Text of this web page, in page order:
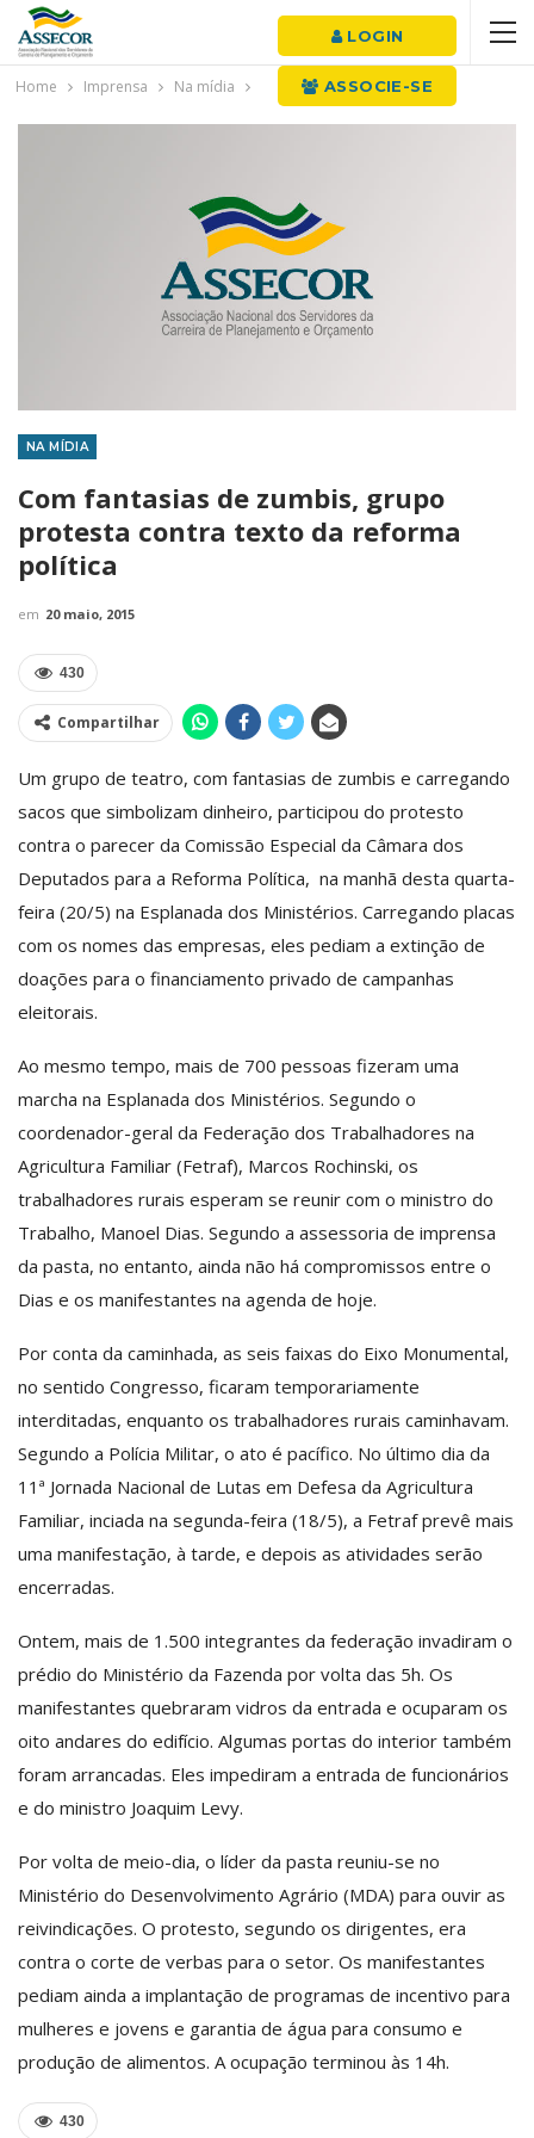
LOGIN
ASSOCIE-SE
Home Imprensa Na mídia
NA MÍDIA
Com fantasias de zumbis, grupo
protesta contra texto da reforma
política
em 20 maio, 2015
430
Compartilhar
Um grupo de teatro, com fantasias de zumbis e carregando
sacos que simbolizam dinheiro, participou do protesto
contra o parecer da Comissão Especial da Câmara dos
Deputados para a Reforma Política, na manhã desta quarta-
feira (20/5) na Esplanada dos Ministérios. Carregando placas
com os nomes das empresas, eles pediam a extinção de
doações para o financiamento privado de campanhas
eleitorais.
Ao mesmo tempo, mais de 700 pessoas fizeram uma
marcha na Esplanada dos Ministérios. Segundo o
coordenador-geral da Federação dos Trabalhadores na
Agricultura Familiar (Fetraf), Marcos Rochinski, os
trabalhadores rurais esperam se reunir com o ministro do
Trabalho, Manoel Dias. Segundo a assessoria de imprensa
da pasta, no entanto, ainda não há compromissos entre o
Dias e os manifestantes na agenda de hoje.
Por conta da caminhada, as seis faixas do Eixo Monumental,
no sentido Congresso, ficaram temporariamente
interditadas, enquanto os trabalhadores rurais caminhavam.
Segundo a Polícia Militar, o ato é pacífico. No último dia da
11ª Jornada Nacional de Lutas em Defesa da Agricultura
Familiar, inciada na segunda-feira (18/5), a Fetraf prevê mais
uma manifestação, à tarde, e depois as atividades serão
encerradas.
Ontem, mais de 1.500 integrantes da federação invadiram o
prédio do Ministério da Fazenda por volta das 5h. Os
manifestantes quebraram vidros da entrada e ocuparam os
oito andares do edifício. Algumas portas do interior também
foram arrancadas. Eles impediram a entrada de funcionários
e do ministro Joaquim Levy.
Por volta de meio-dia, o líder da pasta reuniu-se no
Ministério do Desenvolvimento Agrário (MDA) para ouvir as
reivindicações. O protesto, segundo os dirigentes, era
contra o corte de verbas para o setor. Os manifestantes
pediam ainda a implantação de programas de incentivo para
mulheres e jovens e garantia de água para consumo e
produção de alimentos. A ocupação terminou às 14h.
430